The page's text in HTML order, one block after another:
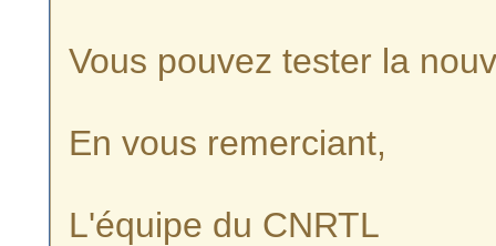
Vous pouvez tester la
En vous remerciant,
L'équipe du CNRTL